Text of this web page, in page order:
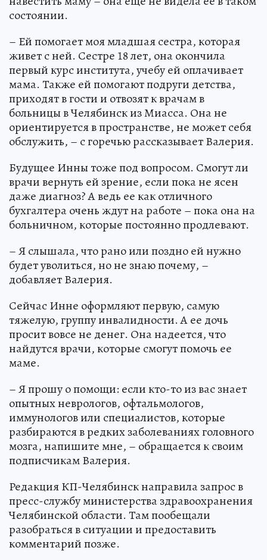
состоянии.
– Ей помогает моя младшая сестра, которая
живет с ней. Сестре 18 лет, она окончила
первый курс института, учебу ей оплачивает
мама. Также ей помогают подруги детства,
приходят в гости и отвозят к врачам в
больницы в Челябинск из Миасса. Она не
ориентируется в пространстве, не может себя
обслужить, – с горечью рассказывает Валерия.
Будущее Инны тоже под вопросом. Смогут ли
врачи вернуть ей зрение, если пока не ясен
даже диагноз? А ведь ее как отличного
бухгалтера очень ждут на работе – пока она на
больничном, которые постоянно продлевают.
– Я слышала, что рано или поздно ей нужно
будет уволиться, но не знаю почему, –
добавляет Валерия.
Сейчас Инне оформляют первую, самую
тяжелую, группу инвалидности. А ее дочь
просит вовсе не денег. Она надеется, что
найдутся врачи, которые смогут помочь ее
маме.
– Я прошу о помощи: если кто-то из вас знает
опытных неврологов, офтальмологов,
иммунологов или специалистов, которые
разбираются в редких заболеваниях головного
мозга, напишите мне, – обращается к своим
подписчикам Валерия.
Редакция КП-Челябинск направила запрос в
пресс-службу министерства здравоохранения
Челябинской области. Там пообещали
разобраться в ситуации и предоставить
комментарий позже.